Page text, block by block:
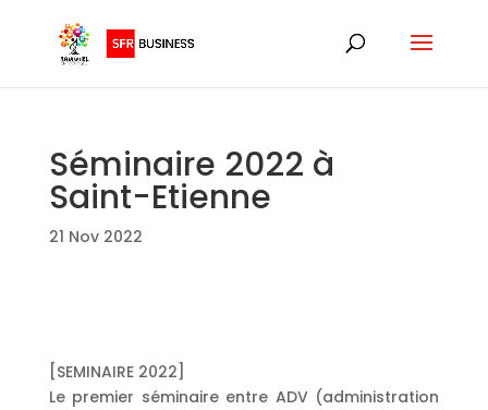
Séminaire 2022 à
Saint-Etienne
21 Nov 2022
[SEMINAIRE 2022]
Le premier séminaire entre ADV (administration